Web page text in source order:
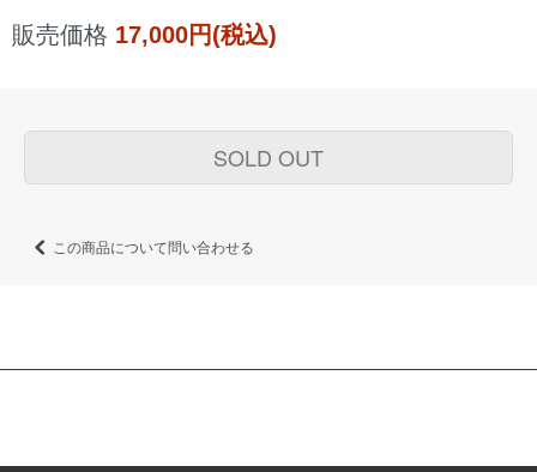
販売価格 17,000円(税込)
SOLD OUT
この商品について問い合わせる